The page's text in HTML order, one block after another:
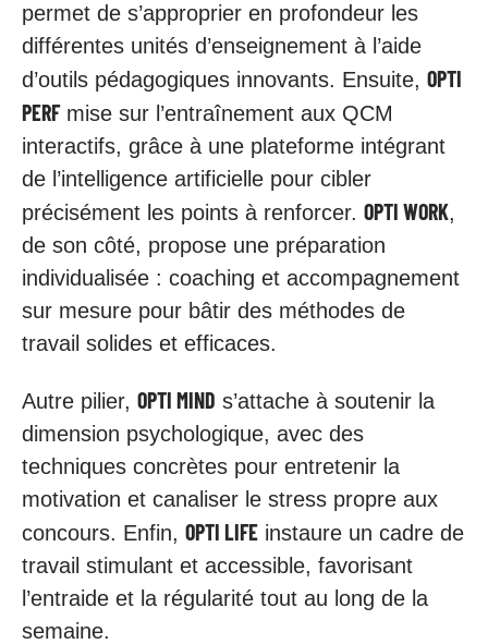
permet de s’approprier en profondeur les
différentes unités d’enseignement à l’aide
d’outils pédagogiques innovants. Ensuite, OPTI
PERFmise sur l’entraînement aux QCM
interactifs, grâce à une plateforme intégrant
de l’intelligence artificielle pour cibler
précisément les points à renforcer. OPTI WORK,
de son côté, propose une préparation
individualisée : coaching et accompagnement
sur mesure pour bâtir des méthodes de
travail solides et efficaces.
Autre pilier, OPTI MIND s’attache à soutenir la
dimension psychologique, avec des
techniques concrètes pour entretenir la
motivation et canaliser le stress propre aux
concours. Enfin, OPTI LIFE instaure un cadre de
travail stimulant et accessible, favorisant
l’entraide et la régularité tout au long de la
semaine.